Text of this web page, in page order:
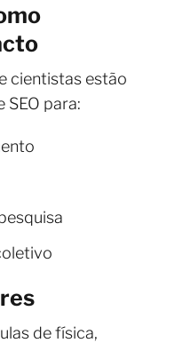
cientistas estão
SEO para:
de física,